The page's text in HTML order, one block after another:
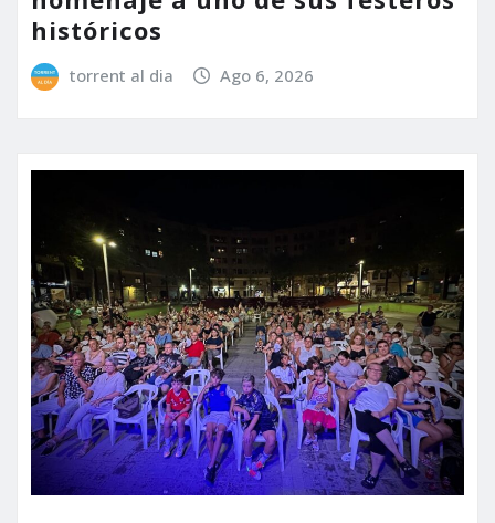
históricos
torrent al dia Ago 6, 2026